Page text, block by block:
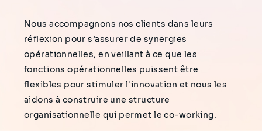
Nous accompagnons nos clients dans leurs
réflexion pour s’assurer de synergies
opérationnelles, en veillant à ce que les
fonctions opérationnelles puissent être
flexibles pour stimuler l'innovation et nous les
aidons à construire une structure
organisationnelle qui permet le co-working.